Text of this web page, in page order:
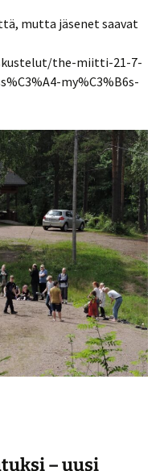
mutta jäsenet saavat
the-miitti-21-7-
my%C3%B6s-
– uusi